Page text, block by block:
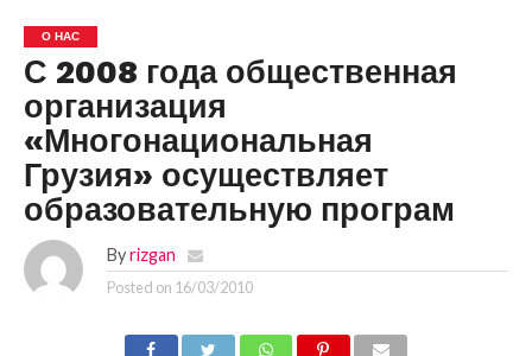
О НАС
С 2008 года общественная
организация
«Многонациональная
Грузия» осуществляет
образовательную програм
By rizgan
Posted on 16/03/2010